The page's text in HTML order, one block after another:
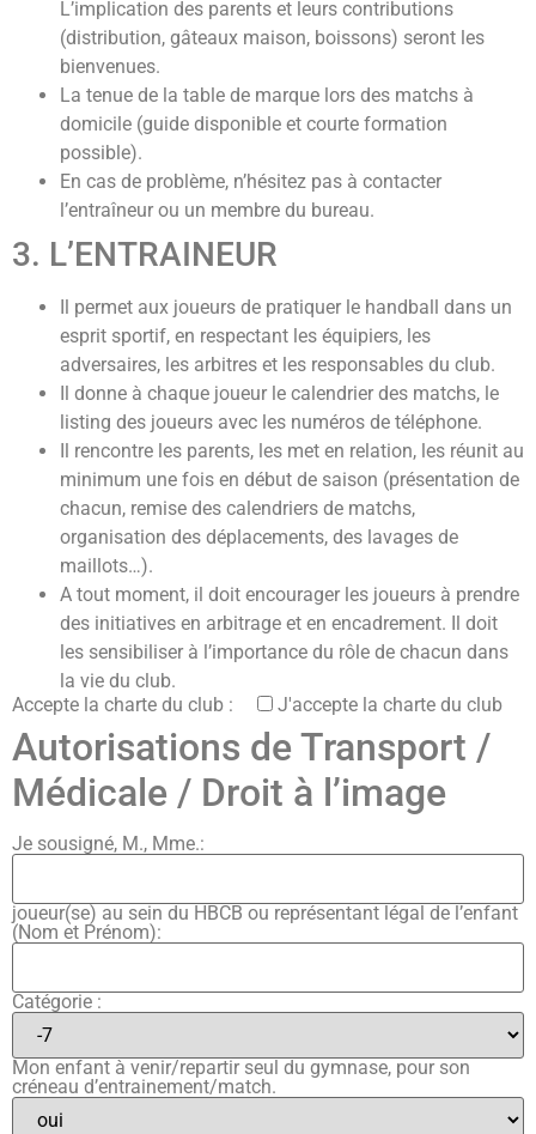
L’implication des parents et leurs contributions
(distribution, gâteaux maison, boissons) seront les
bienvenues.
La tenue de la table de marque lors des matchs à
domicile (guide disponible et courte formation
possible).
En cas de problème, n’hésitez pas à contacter
l’entraîneur ou un membre du bureau.
3. L’ENTRAINEUR
Il permet aux joueurs de pratiquer le handball dans un
esprit sportif, en respectant les équipiers, les
adversaires, les arbitres et les responsables du club.
Il donne à chaque joueur le calendrier des matchs, le
listing des joueurs avec les numéros de téléphone.
Il rencontre les parents, les met en relation, les réunit au
minimum une fois en début de saison (présentation de
chacun, remise des calendriers de matchs,
organisation des déplacements, des lavages de
maillots…).
A tout moment, il doit encourager les joueurs à prendre
des initiatives en arbitrage et en encadrement. Il doit
les sensibiliser à l’importance du rôle de chacun dans
la vie du club.
Accepte la charte du club :
J'accepte la charte du club
Autorisations de Transport /
Médicale / Droit à l’image
Je sousigné, M., Mme.:
joueur(se) au sein du HBCB ou représentant légal de l’enfant
(Nom et Prénom):
Catégorie :
Mon enfant à venir/repartir seul du gymnase, pour son
créneau d’entrainement/match.